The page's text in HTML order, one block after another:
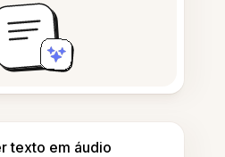
texto em áudio